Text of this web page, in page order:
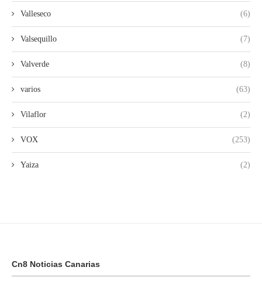
Valleseco (6)
Valsequillo (7)
Valverde (8)
varios (63)
Vilaflor (2)
VOX (253)
Yaiza (2)
Cn8 Noticias Canarias